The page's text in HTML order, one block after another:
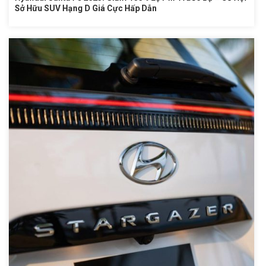
Sở Hữu SUV Hạng D Giá Cực Hấp Dẫn